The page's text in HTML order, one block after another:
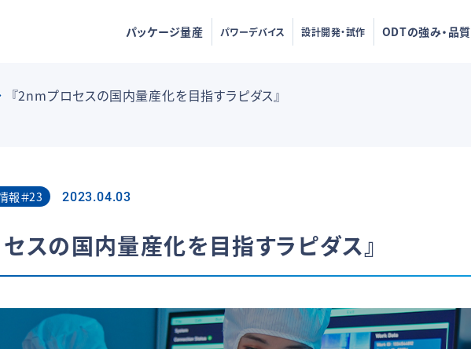
パッケージ量産 パワーデバイス 設計開発・試作 ODTの強み・品質
『2nmプロセスの国内量産化を目指すラピダス』
報＃23 2023.04.03
スの国内量産化を目指すラピダス』